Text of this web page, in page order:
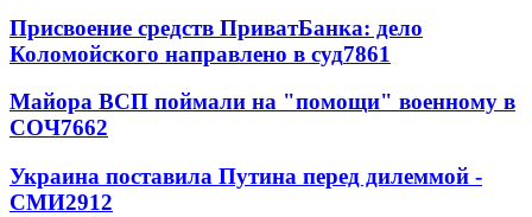
Присвоение средств ПриватБанка: дело
Коломойского направлено в суд7861
Майора ВСП поймали на "помощи" военному в
СОЧ7662
Украина поставила Путина перед дилеммой -
СМИ2912